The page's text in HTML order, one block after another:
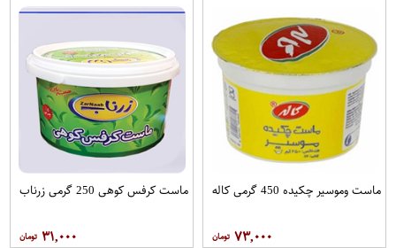
ماست وموسیر چکیده 450 گرمی کاله
۷۳,۰۰۰
ماست کرفس کوهی 250 گرمی زرناب
۳۱,۰۰۰